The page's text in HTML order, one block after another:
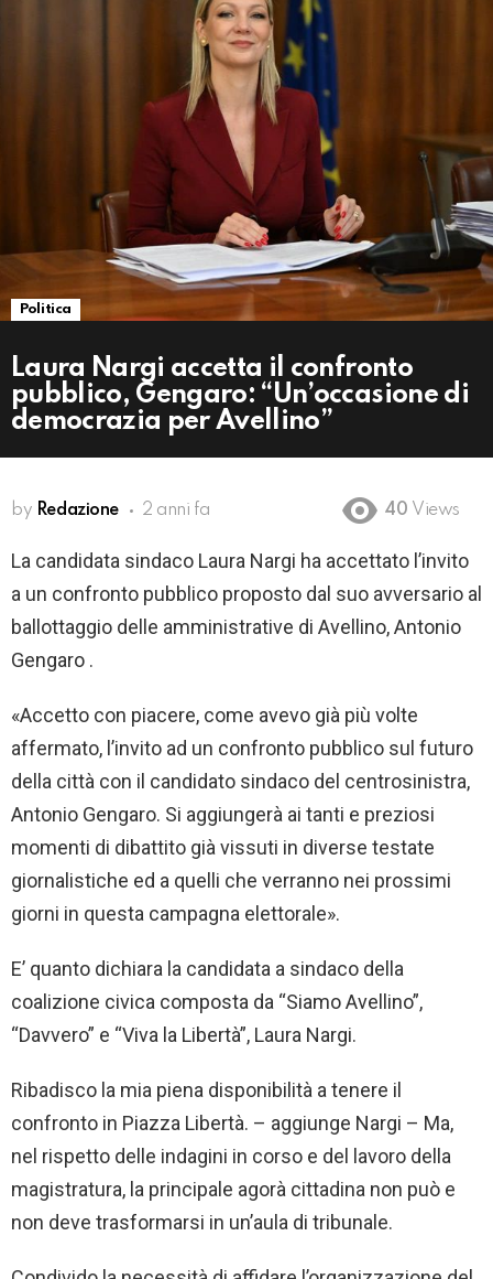
Politica
Laura Nargi accetta il confronto
pubblico, Gengaro: “Un’occasione di
democrazia per Avellino”
by Redazione 2 anni fa 40 Views
La candidata sindaco Laura Nargi ha accettato l’invito
a un confronto pubblico proposto dal suo avversario al
ballottaggio delle amministrative di Avellino, Antonio
Gengaro .
«Accetto con piacere, come avevo già più volte
affermato, l’invito ad un confronto pubblico sul futuro
della città con il candidato sindaco del centrosinistra,
Antonio Gengaro. Si aggiungerà ai tanti e preziosi
momenti di dibattito già vissuti in diverse testate
giornalistiche ed a quelli che verranno nei prossimi
giorni in questa campagna elettorale».
E’ quanto dichiara la candidata a sindaco della
coalizione civica composta da “Siamo Avellino”,
“Davvero” e “Viva la Libertà”, Laura Nargi.
Ribadisco la mia piena disponibilità a tenere il
confronto in Piazza Libertà. – aggiunge Nargi – Ma,
nel rispetto delle indagini in corso e del lavoro della
magistratura, la principale agorà cittadina non può e
non deve trasformarsi in un’aula di tribunale.